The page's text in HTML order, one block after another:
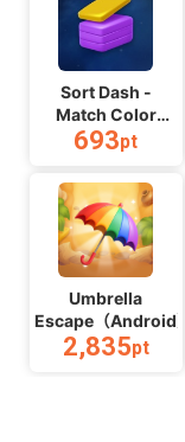
Sort Dash -
Match Color
Puzzle（チャレン
（Android）
693pt
Umbrella
Escape（Android）
2,835pt